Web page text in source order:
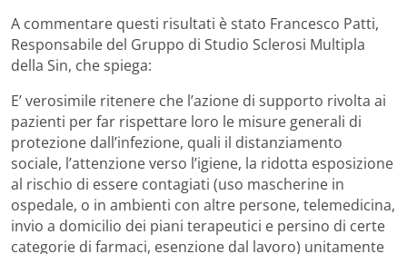
A commentare questi risultati è stato Francesco Patti,
Responsabile del Gruppo di Studio Sclerosi Multipla
della Sin, che spiega:
E’ verosimile ritenere che l’azione di supporto rivolta ai
pazienti per far rispettare loro le misure generali di
protezione dall’infezione, quali il distanziamento
sociale, l’attenzione verso l’igiene, la ridotta esposizione
al rischio di essere contagiati (uso mascherine in
ospedale, o in ambienti con altre persone, telemedicina,
invio a domicilio dei piani terapeutici e persino di certe
categorie di farmaci, esenzione dal lavoro) unitamente